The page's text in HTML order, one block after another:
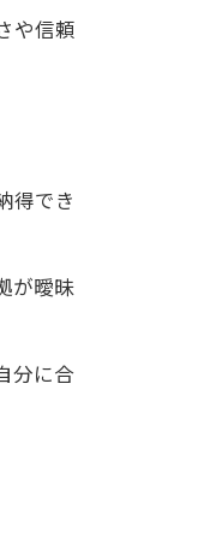
や信頼
得でき
が曖昧
分に合